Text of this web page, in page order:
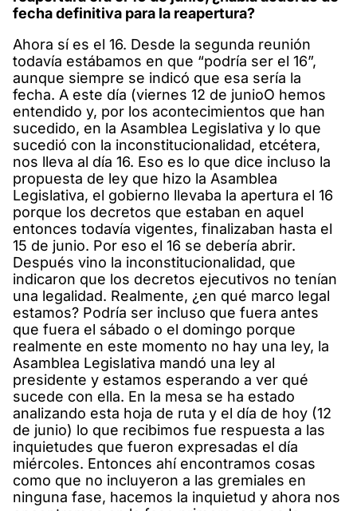
fecha definitiva para la reapertura?
Ahora sí es el 16. Desde la segunda reunión
todavía estábamos en que “podría ser el 16”,
aunque siempre se indicó que esa sería la
fecha. A este día (viernes 12 de junioO hemos
entendido y, por los acontecimientos que han
sucedido, en la Asamblea Legislativa y lo que
sucedió con la inconstitucionalidad, etcétera,
nos lleva al día 16. Eso es lo que dice incluso la
propuesta de ley que hizo la Asamblea
Legislativa, el gobierno llevaba la apertura el 16
porque los decretos que estaban en aquel
entonces todavía vigentes, finalizaban hasta el
15 de junio. Por eso el 16 se debería abrir.
Después vino la inconstitucionalidad, que
indicaron que los decretos ejecutivos no tenían
una legalidad. Realmente, ¿en qué marco legal
estamos? Podría ser incluso que fuera antes
que fuera el sábado o el domingo porque
realmente en este momento no hay una ley, la
Asamblea Legislativa mandó una ley al
presidente y estamos esperando a ver qué
sucede con ella. En la mesa se ha estado
analizando esta hoja de ruta y el día de hoy (12
de junio) lo que recibimos fue respuesta a las
inquietudes que fueron expresadas el día
miércoles. Entonces ahí encontramos cosas
como que no incluyeron a las gremiales en
ninguna fase, hacemos la inquietud y ahora nos